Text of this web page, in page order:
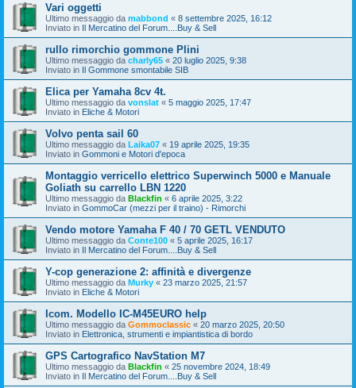
Vari oggetti
Ultimo messaggio da mabbond « 8 settembre 2025, 16:12
Inviato in Il Mercatino del Forum....Buy & Sell
rullo rimorchio gommone Plini
Ultimo messaggio da charly65 « 20 luglio 2025, 9:38
Inviato in Il Gommone smontabile SIB
Elica per Yamaha 8cv 4t.
Ultimo messaggio da vonslat « 5 maggio 2025, 17:47
Inviato in Eliche & Motori
Volvo penta sail 60
Ultimo messaggio da Laika07 « 19 aprile 2025, 19:35
Inviato in Gommoni e Motori d'epoca
Montaggio verricello elettrico Superwinch 5000 e Manuale
Goliath su carrello LBN 1220
Ultimo messaggio da Blackfin « 6 aprile 2025, 3:22
Inviato in GommoCar (mezzi per il traino) - Rimorchi
Vendo motore Yamaha F 40 / 70 GETL VENDUTO
Ultimo messaggio da Conte100 « 5 aprile 2025, 16:17
Inviato in Il Mercatino del Forum....Buy & Sell
Y-cop generazione 2: affinità e divergenze
Ultimo messaggio da Murky « 23 marzo 2025, 21:57
Inviato in Eliche & Motori
Icom. Modello IC-M45EURO help
Ultimo messaggio da Gommoclassic « 20 marzo 2025, 20:50
Inviato in Elettronica, strumenti e impiantistica di bordo
GPS Cartografico NavStation M7
Ultimo messaggio da Blackfin « 25 novembre 2024, 18:49
Inviato in Il Mercatino del Forum....Buy & Sell